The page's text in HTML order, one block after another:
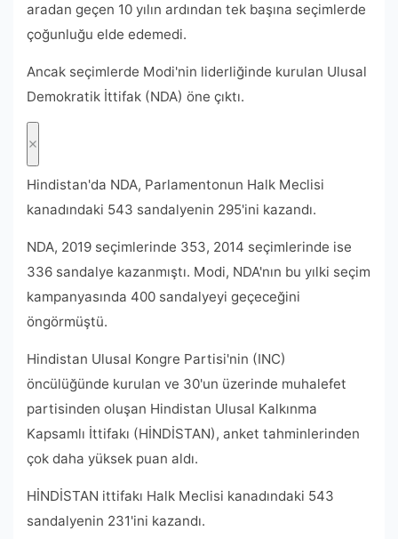
aradan geçen 10 yılın ardından tek başına seçimlerde
çoğunluğu elde edemedi.
Ancak seçimlerde Modi'nin liderliğinde kurulan Ulusal
Demokratik İttifak (NDA) öne çıktı.
Hindistan'da NDA, Parlamentonun Halk Meclisi
kanadındaki 543 sandalyenin 295'ini kazandı.
NDA, 2019 seçimlerinde 353, 2014 seçimlerinde ise
336 sandalye kazanmıştı. Modi, NDA'nın bu yılki seçim
kampanyasında 400 sandalyeyi geçeceğini
öngörmüştü.
Hindistan Ulusal Kongre Partisi'nin (INC)
öncülüğünde kurulan ve 30'un üzerinde muhalefet
partisinden oluşan Hindistan Ulusal Kalkınma
Kapsamlı İttifakı (HİNDİSTAN), anket tahminlerinden
çok daha yüksek puan aldı.
HİNDİSTAN ittifakı Halk Meclisi kanadındaki 543
sandalyenin 231'ini kazandı.